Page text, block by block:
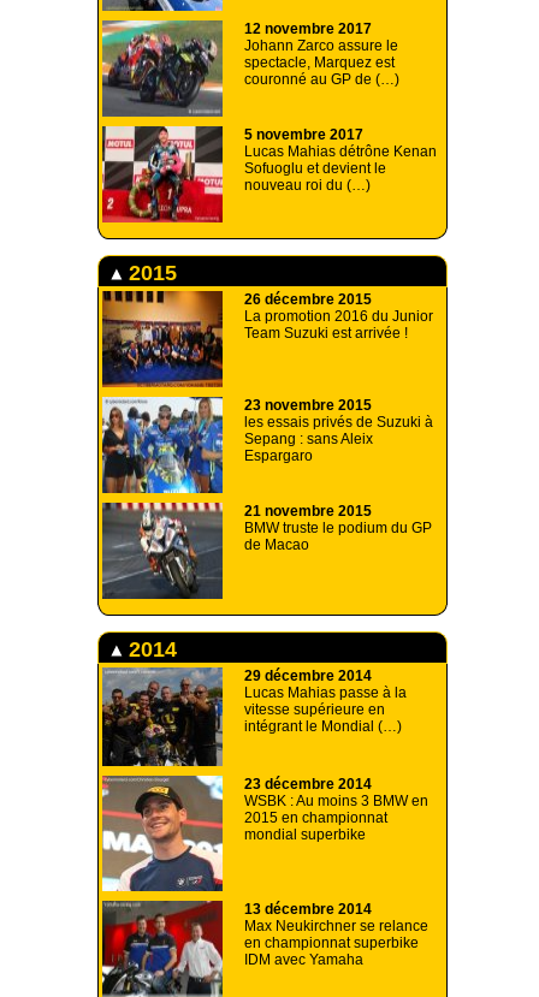
12 novembre 2017
Johann Zarco assure le
spectacle, Marquez est
couronné au GP de (…)
5 novembre 2017
Lucas Mahias détrône Kenan
Sofuoglu et devient le
nouveau roi du (…)
2015
26 décembre 2015
La promotion 2016 du Junior
Team Suzuki est arrivée !
23 novembre 2015
les essais privés de Suzuki à
Sepang : sans Aleix
Espargaro
21 novembre 2015
BMW truste le podium du GP
de Macao
2014
29 décembre 2014
Lucas Mahias passe à la
vitesse supérieure en
intégrant le Mondial (…)
23 décembre 2014
WSBK : Au moins 3 BMW en
2015 en championnat
mondial superbike
13 décembre 2014
Max Neukirchner se relance
en championnat superbike
IDM avec Yamaha